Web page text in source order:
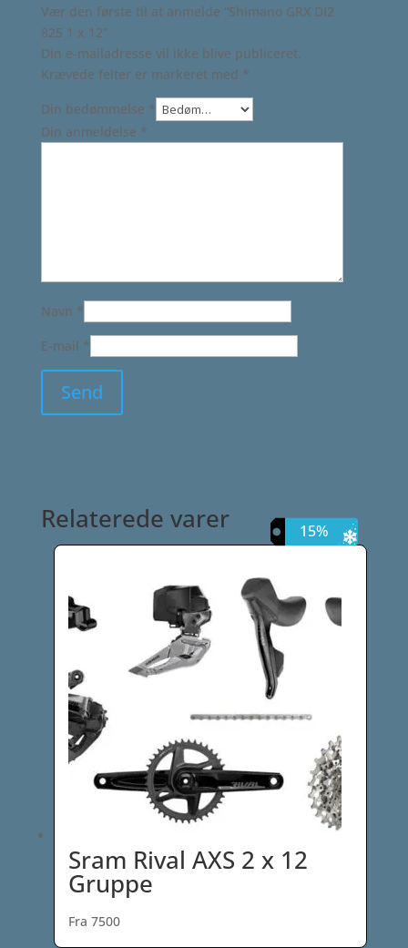
Vær den første til at anmelde “Shimano GRX DI2
825 1 x 12”
Din e-mailadresse vil ikke blive publiceret.
Krævede felter er markeret med *
Din bedømmelse *
Din anmeldelse *
Navn *
E-mail *
Relaterede varer
Sram Rival AXS 2 x 12
Gruppe
Fra 7500
15%